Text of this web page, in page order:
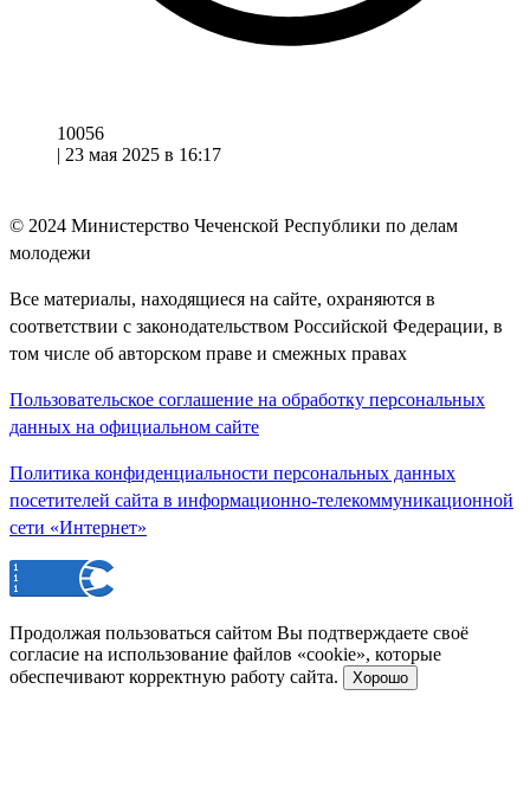
10056
| 23 мая 2025 в 16:17
© 2024 Министерство Чеченской Республики по делам
молодежи
Все материалы, находящиеся на сайте, охраняются в
соответствии с законодательством Российской Федерации, в
том числе об авторском праве и смежных правах
Пользовательское соглашение на обработку персональных
данных на официальном сайте
Политика конфиденциальности персональных данных
посетителей сайта в информационно-телекоммуникационной
сети «Интернет»
Продолжая пользоваться сайтом Вы подтверждаете своё
согласие на использование файлов «cookie», которые
обеспечивают корректную работу сайта.
Хорошо